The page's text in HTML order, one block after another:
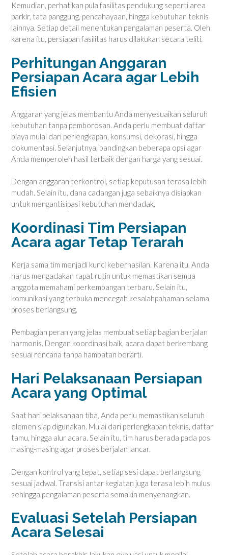
Kemudian, perhatikan pula fasilitas pendukung seperti area
parkir, tata panggung, pencahayaan, hingga kebutuhan teknis
lainnya. Setiap detail menentukan pengalaman peserta. Oleh
karena itu, persiapan fasilitas harus dilakukan secara teliti.
Perhitungan Anggaran
Persiapan Acara agar Lebih
Efisien
Anggaran yang jelas membantu Anda menyesuaikan seluruh
kebutuhan tanpa pemborosan. Anda perlu membuat daftar
biaya mulai dari perlengkapan, konsumsi, dekorasi, hingga
dokumentasi. Selanjutnya, bandingkan beberapa opsi agar
Anda memperoleh hasil terbaik dengan harga yang sesuai.
Dengan anggaran terkontrol, setiap keputusan terasa lebih
mudah. Selain itu, dana cadangan juga sebaiknya disiapkan
untuk mengantisipasi kebutuhan mendadak.
Koordinasi Tim Persiapan
Acara agar Tetap Terarah
Kerja sama tim menjadi kunci keberhasilan. Karena itu, Anda
harus mengadakan rapat rutin untuk memastikan semua
anggota memahami perkembangan terbaru. Selain itu,
komunikasi yang terbuka mencegah kesalahpahaman selama
proses berlangsung.
Pembagian peran yang jelas membuat setiap bagian berjalan
harmonis. Dengan koordinasi baik, acara dapat berkembang
sesuai rencana tanpa hambatan berarti.
Hari Pelaksanaan Persiapan
Acara yang Optimal
Saat hari pelaksanaan tiba, Anda perlu memastikan seluruh
elemen siap digunakan. Mulai dari perlengkapan teknis, daftar
tamu, hingga alur acara. Selain itu, tim harus berada pada pos
masing-masing agar proses berjalan lancar.
Dengan kontrol yang tepat, setiap sesi dapat berlangsung
sesuai jadwal. Transisi antar kegiatan juga terasa lebih mulus
sehingga pengalaman peserta semakin menyenangkan.
Evaluasi Setelah Persiapan
Acara Selesai